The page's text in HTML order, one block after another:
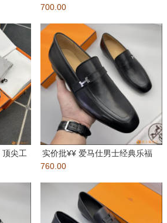
艺品 ⚠️男士时尚经典运动
700.00
尖工
实价批¥¥ 爱马仕男士经典乐福
鞋，将经典的鞋履款式与标志性
760.00